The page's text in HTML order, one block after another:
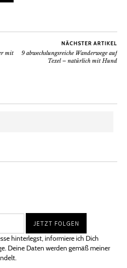
mit
NÄCHSTER ARTIKEL
9 abwechslungsreiche Wanderwege auf
Texel – natürlich mit Hund
hinterlegst, informiere ich Dich
Deine Daten werden gemäß meiner